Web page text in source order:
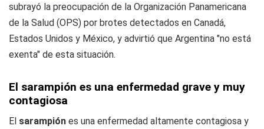
subrayó la preocupación de la Organización Panamericana
de la Salud (OPS) por brotes detectados en Canadá,
Estados Unidos y México, y advirtió que Argentina "no está
exenta" de esta situación.
El sarampión es una enfermedad grave y muy
contagiosa
El sarampión es una enfermedad altamente contagiosa y